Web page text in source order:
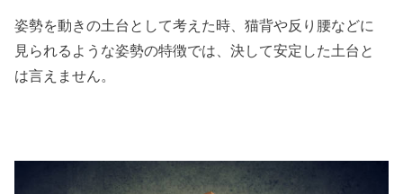
姿勢を動きの土台として考えた時、猫背や反り腰などに
見られるような姿勢の特徴では、決して安定した土台と
は言えません。